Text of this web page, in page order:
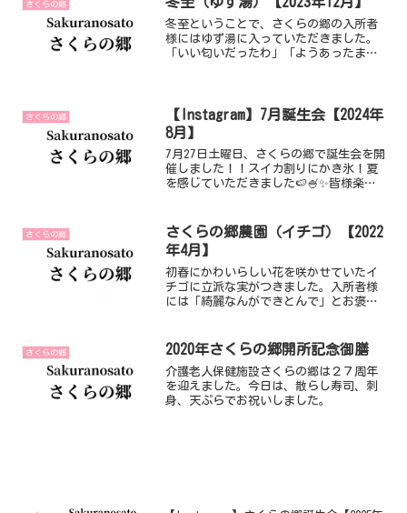
さくらの郷
冬至ということで、さくらの郷の入所者
様にはゆず湯に入っていただきました。
「いい匂いだったわ」「ようあったまっ
ます。
さくらの郷
【Instagram】7月誕生会【2024年
8月】
7月27日土曜日、さくらの郷で誕生会を開
催しました！！スイカ割りにかき氷！夏
を感じていただきました🍉🍧✨皆様楽し
る 医療法人 一洋会(@ichiyoukai)
さくらの郷
さくらの郷農園（イチゴ）【2022
年4月】
初春にかわいらしい花を咲かせていたイ
チゴに立派な実がつきました。入所者様
には「綺麗なんができとんで」とお褒め
事件は起きました。はじめにイチゴを口
にしたのは入所者様でも職
さくらの郷 2020年さくらの郷開所記念御膳
介護老人保健施設さくらの郷は２７周年
を迎えました。今日は、散らし寿司、刺
身、天ぷらでお祝いしました。